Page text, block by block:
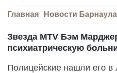
Главная Новости Барнаула
Звезда MTV Бэм
психиатрическую
Полицейские нашли его